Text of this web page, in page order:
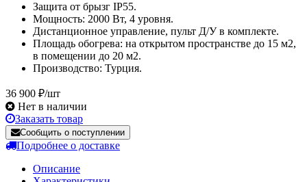
Защита от брызг IP55.
Мощность: 2000 Вт, 4 уровня.
Дистанционное управление, пульт Д/У в комплекте.
Площадь обогрева: на открытом пространстве до 15 м2,
в помещении до 20 м2.
Производство: Турция.
36 900 ₽/шт
Нет в наличии
Заказать товар
Сообщить о поступлении
Подробнее о доставке
Описание